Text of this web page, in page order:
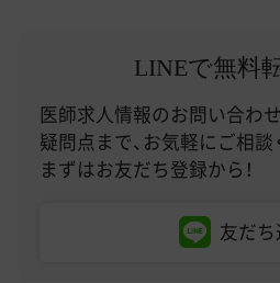
LINEで無料
医師求人情報のお問い合わせ
疑問点まで、お気軽にご相談
まずはお友だち登録から！
友だち